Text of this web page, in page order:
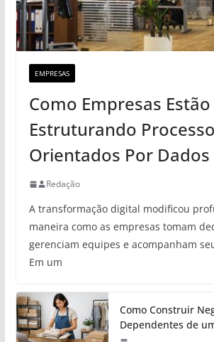
EMPRESAS
Como Empresas Estão
Estruturando
Orientados Por Dados
Redação
A transformação digital modificou
maneira como as empresas tomam
gerenciam equipes e acompanham
Em um
Como Construir
Dependentes de